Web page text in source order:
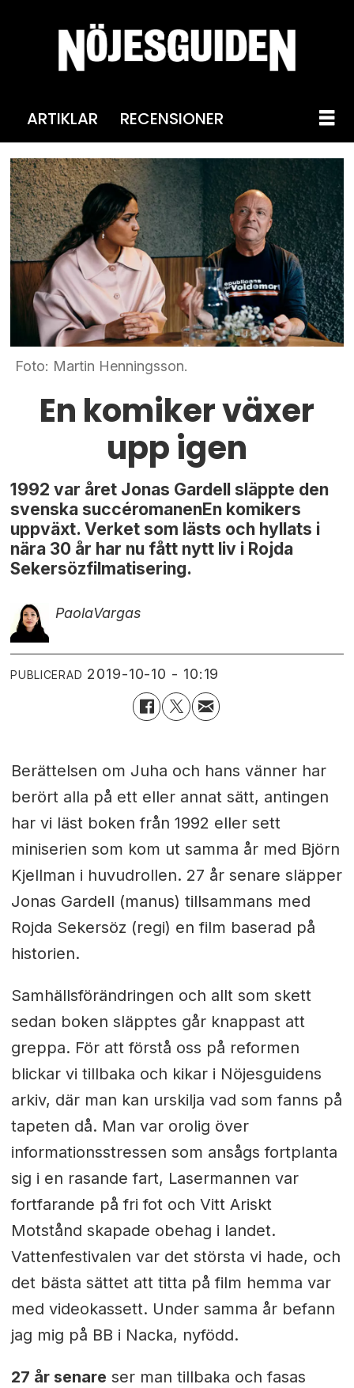
ARTIKLAR RECENSIONER
Foto: Martin Henningsson.
En komiker växer
upp igen
1992 var året Jonas Gardell släppte den
svenska succéromanenEn komikers
uppväxt. Verket som lästs och hyllats i
nära 30 år har nu fått nytt liv i Rojda
Sekersözfilmatisering.
PaolaVargas
PUBLICERAD 2019-10-10 - 10:19
Berättelsen om Juha och hans vänner har
berört alla på ett eller annat sätt, antingen
har vi läst boken från 1992 eller sett
miniserien som kom ut samma år med Björn
Kjellman i huvudrollen. 27 år senare släpper
Jonas Gardell (manus) tillsammans med
Rojda Sekersöz (regi) en film baserad på
historien.
Samhällsförändringen och allt som skett
sedan boken släpptes går knappast att
greppa. För att förstå oss på reformen
blickar vi tillbaka och kikar i Nöjesguidens
arkiv, där man kan urskilja vad som fanns på
tapeten då. Man var orolig över
informationsstressen som ansågs fortplanta
sig i en rasande fart, Lasermannen var
fortfarande på fri fot och Vitt Ariskt
Motstånd skapade obehag i landet.
Vattenfestivalen var det största vi hade, och
det bästa sättet att titta på film hemma var
med videokassett. Under samma år befann
jag mig på BB i Nacka, nyfödd.
27 år senare ser man tillbaka och fasas